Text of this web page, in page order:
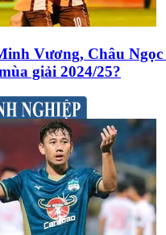
Vương, Châu
giải 2024/25?